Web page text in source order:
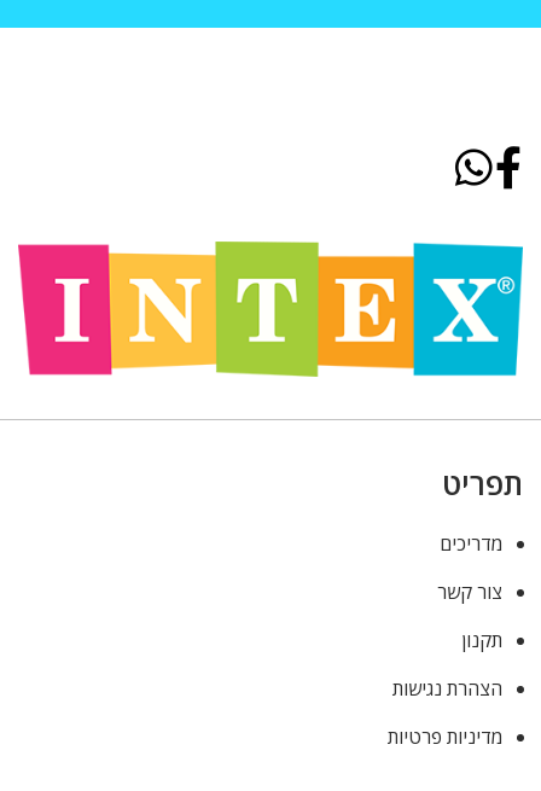
תפריט
מדריכים
צור קשר
תקנון
הצהרת נגישות
מדיניות פרטיות